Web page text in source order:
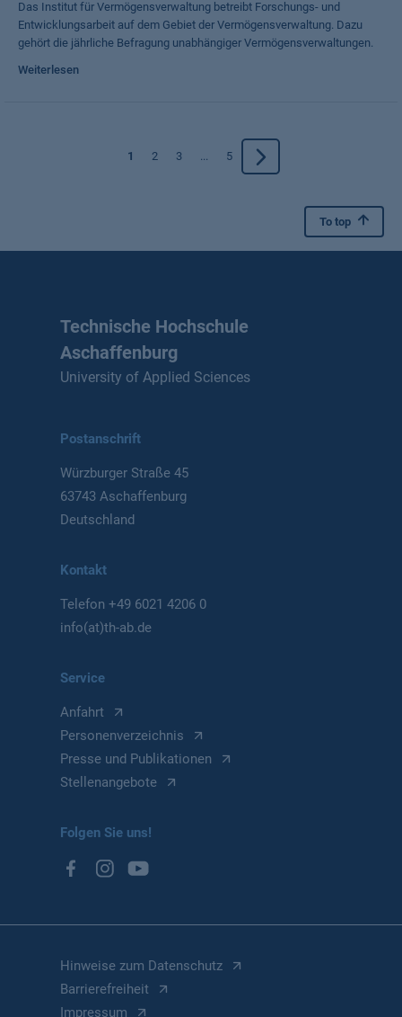
Das Institut für Vermögensverwaltung betreibt Forschungs- und
Entwicklungsarbeit auf dem Gebiet der Vermögensverwaltung. Dazu
gehört die jährliche Befragung unabhängiger Vermögensverwaltungen.
Weiterlesen
1 2 3 ... 5
To top
Technische Hochschule
Aschaffenburg
University of Applied Sciences
Postanschrift
Würzburger Straße 45
63743 Aschaffenburg
Deutschland
Kontakt
Telefon+49 6021 4206 0
info(at)th-ab.de
Service
Anfahrt
Personenverzeichnis
Presse und Publikationen
Stellenangebote
Folgen Sie uns!
Hinweise zum Datenschutz
Barrierefreiheit
Impressum